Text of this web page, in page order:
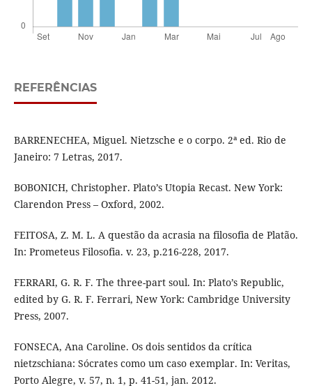
REFERÊNCIAS
BARRENECHEA, Miguel. Nietzsche e o corpo. 2ª ed. Rio de
Janeiro: 7 Letras, 2017.
BOBONICH, Christopher. Plato’s Utopia Recast. New York:
Clarendon Press – Oxford, 2002.
FEITOSA, Z. M. L. A questão da acrasia na filosofia de Platão.
In: Prometeus Filosofia. v. 23, p.216-228, 2017.
FERRARI, G. R. F. The three-part soul. In: Plato’s Republic,
edited by G. R. F. Ferrari, New York: Cambridge University
Press, 2007.
FONSECA, Ana Caroline. Os dois sentidos da crítica
nietzschiana: Sócrates como um caso exemplar. In: Veritas,
Porto Alegre, v. 57, n. 1, p. 41-51, jan. 2012.